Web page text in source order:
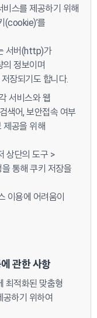
스를 제공하기 위해
(cookie)’를
서버(http)가
의 정보이며
장되기도 합니다.
서비스와 웹
색어, 보안접속 여부
제공을 위해
상단의 도구 >
통해 쿠키 저장을
이용에 어려움이
관한 사항
최적화된 맞춤형
하기 위하여